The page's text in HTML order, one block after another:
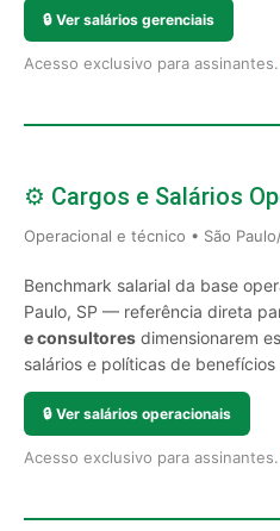
🔒 Ver salários gerenciais
Acesso exclusivo para assinantes.
⚙️ Cargos e Salários
Operacional e técnico • São
Benchmark salarial da base
Paulo, SP — referência direta
e consultores dimensionarem
salários e políticas de benefícios
🔒 Ver salários operacionais
Acesso exclusivo para assinantes.